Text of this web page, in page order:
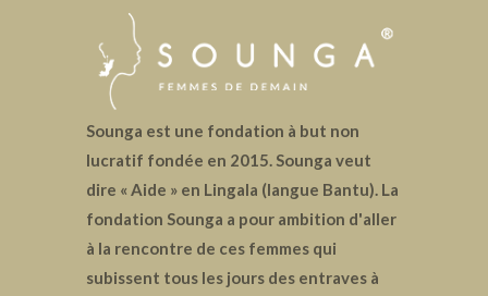
Sounga est une fondation à but non
lucratif fondée en 2015. Sounga veut
dire « Aide » en Lingala (langue Bantu). La
fondation Sounga a pour ambition d'aller
à la rencontre de ces femmes qui
subissent tous les jours des entraves à